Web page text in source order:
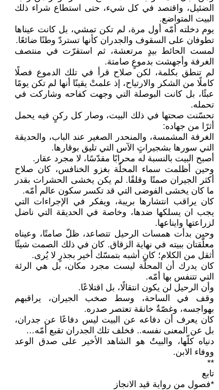
الضئيل، واقتصد في كل شيء، حتى استطاع شراء ذلك
البيت المتواضع.
يوم دخلته أمّه أول مرة، لم تكن تمشي، بل كانت عيناها
تطوفان على السقوف والجدران كأنها تستردّ وطنًا ضائعًا.
لمست الحائط بيدٍ مرتعشة، ثم استقرّت في منتصف
الغرفة وأجهشت بدموعٍ صامتة.
لم تنطق بكلمة، لكن صلاح قرأ في تلك الدموع فصلًا
كاملًا من الشكر والارتياح، إذ علمتْ يقينًا أنها لم تكن يومًا
عبئًا، بل كانت البوصلة التي وجهت كفاحه وشاركت في
تحمله.
تحسّنت صحتها في ذلك البيت، وصار كل ركنٍ فيه يحمل
أثرًا من جهاده:
الغرفة المشمسة، والمنحدر الصغير عند الباب، والحديقة
التي سورها بشجيراتٍ الآس التي تليق بوقارها.
أصبح البيت بالنسبة له محرابًا مقدّسًا، لا مجرد عقار.
وحين أظلمت سماء المحلّة بغزو الخنافس، كان صلاح
أكثر الجيران صمتًا وقلقًا. لم يكن يخشى الحشرات بقدر
ما كان يخشى الفوضى التي قد تكسر سكون عالم أمّه.
كان يراقب انتشارها بريبة، ويفكر في الإجراءات التي
يجب ان يسلكها ضدها، وخاصة في الحديقة التي ناضل
لزراعتها وايناعها.
وحين بدأت همسات الرحيل تتصاعد، ظلّ صامتًا، وعيناه
معلّقتان ببيته في نهاية الزقاق. كان في ذلك الصمت شيئًا
أثقل من الكلام؛ كان أشبه بتمسّك أخير بجذرٍ لا يُرى.
كان يدرك أن المحلّة ليست مجرد مكان، بل هي الرئة
التي تتنفس بها أمّه.
وأن الرحيل لن يكون انتقالًا، بل اقتلاعًا.
وقف في الساحة، وسط صخب الجيران، يراقبهم
بهواجسه، وغصّةٌ خانقة تعتصر صدره.
كان يعرف أن دفاعه عن البيت ليس دفاعًا عن جدران،
بل عن المعنى نفسه.. فخلف تلك الجدران تقبع أمّه…
دنياه كلّها، والبيتٌ هو الشاهد الأخير على صدق الوعد
ووفاء الابن.
**
تابع
*فصول من رواية قيد الانجاز